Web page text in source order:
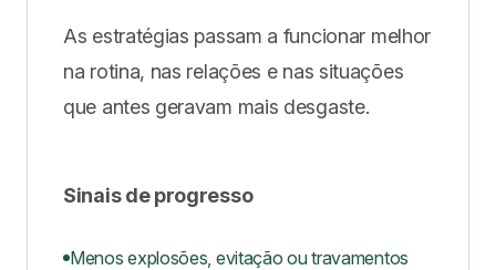
As estratégias passam a funcionar melhor
na rotina, nas relações e nas situações
que antes geravam mais desgaste.
Sinais de progresso
Menos explosões, evitação ou travamentos